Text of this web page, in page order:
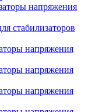
напряжения
стабилизаторов
напряжения
напряжения
напряжения